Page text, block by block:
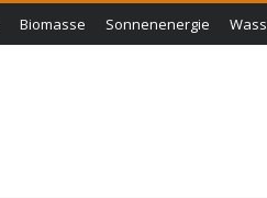
Biomasse Sonnenenergie